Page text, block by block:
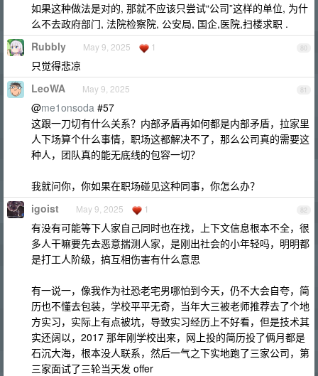
如果这种做法是对的, 那就不应该只尝试“公司”这样的单位, 为什
么不去政府部门, 法院检察院, 公安局, 国企,医院,扫楼求职 .
80
Rubbly May 9, 2025 1
只觉得悲凉
81
LeoWA May 9, 2025
@me1onsoda #57
这跟一刀切有什么关系？内部矛盾再如何都是内部矛盾，拉家里
人下场算个什么事情，职场这都解决不了，那么公司真的需要这
种人，团队真的能无底线的包容一切？
我就问你，你如果在职场碰见这种同事，你怎么办？
82
igoist May 9, 2025 1
有没有可能等下人家自己同时也在找，上下文信息根本不全，很
多人干嘛要先去恶意揣测人家，是刚出社会的小年轻吗，明明都
是打工人阶级，搞互相伤害有什么意思
有一说一，像我作为社恐老宅男哪怕到今天，仍不大会自夸，简
历也不懂去包装，学校平平无奇，当年大三被老师推荐去了个地
方实习，实际上有点被坑，导致实习经历上不好看，但是技术其
实还阔以，2017 那年刚学校出来，网上投的简历投了俩月都是
石沉大海，根本没人联系，然后一气之下实地跑了三家公司，第
三家面试了三轮当天发 offer